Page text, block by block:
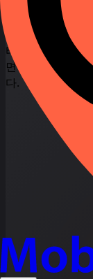
States
+1
시작
내 안드로이드 휴
터는 즉시 작동
면 100% 자동으
다.